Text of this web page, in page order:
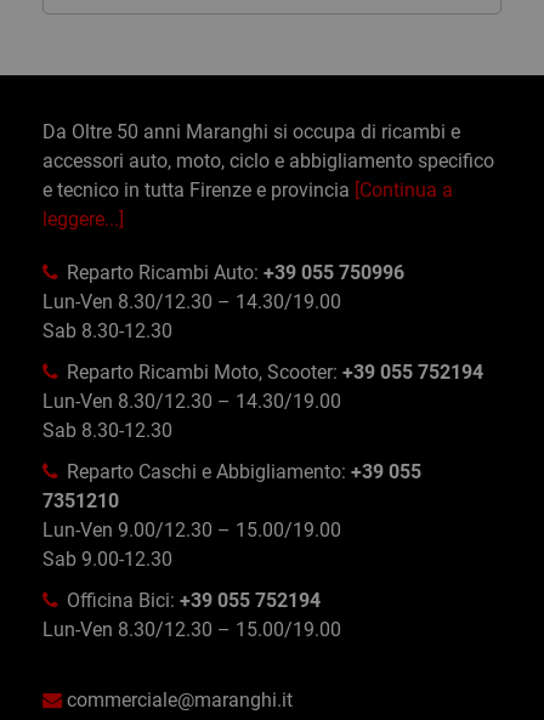
Da Oltre 50 anni Maranghi si occupa di ricambi e
accessori auto, moto, ciclo e abbigliamento specifico
e tecnico in tutta Firenze e provincia [Continua a
leggere...]
Reparto Ricambi Auto: +39 055 750996
Lun-Ven 8.30/12.30 – 14.30/19.00
Sab 8.30-12.30
Reparto Ricambi Moto, Scooter: +39 055 752194
Lun-Ven 8.30/12.30 – 14.30/19.00
Sab 8.30-12.30
Reparto Caschi e Abbigliamento: +39 055
7351210
Lun-Ven 9.00/12.30 – 15.00/19.00
Sab 9.00-12.30
Officina Bici: +39 055 752194
Lun-Ven 8.30/12.30 – 15.00/19.00
commerciale@maranghi.it